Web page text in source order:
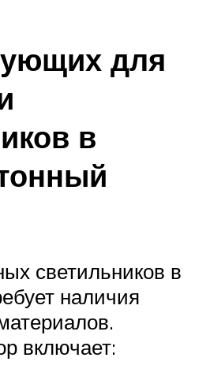
для
в
светильников в
наличия
включает: